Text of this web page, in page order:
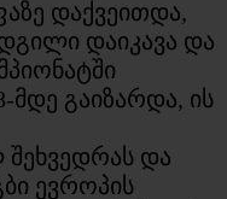
დაქვეითდა,
დაიკავა და
გაიზარდა, ის
და
ევროპის